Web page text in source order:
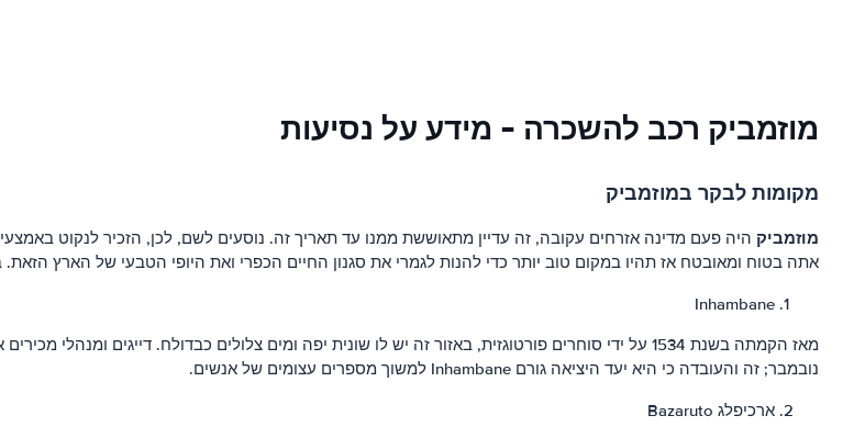
מוזמביק רכב להשכרה - מידע על נסיעות
מקומות לבקר במוזמביק
מוזמביק היה פעם מדינה אזרחים עקובה, זה עדיין מתאוששת ממנו עד תאריך זה. נוסעים לשם, לכן, הזכיר לנקוט
אתה בטוח ומאובטח אז תהיו במקום טוב יותר כדי להנות לגמרי את סגנון החיים הכפרי ואת היופי הטבעי של הארץ
Inhambane
מאז הקמתה בשנת 1534 על ידי סוחרים פורטוגזית, באזור זה יש לו שונית יפה ומים צלולים כבדולח.
נובמבר; זה והעובדה כי היא יעד היציאה גורם Inhambane למשוך מספרים עצומים של אנשים.
ארכיפלג Bazaruto